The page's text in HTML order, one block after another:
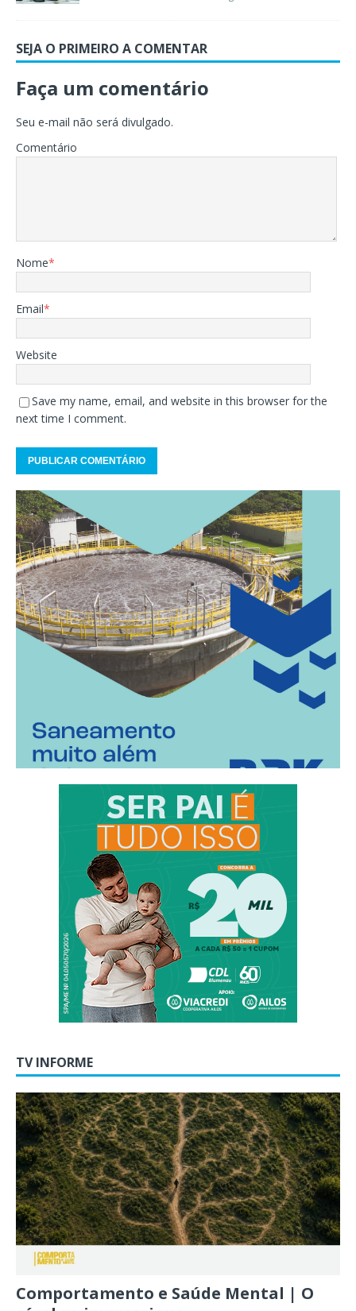
SEJA O PRIMEIRO A COMENTAR
Faça um comentário
Seu e-mail não será divulgado.
Comentário
Nome*
Email*
Website
Save my name, email, and website in this browser for the
next time I comment.
TV INFORME
Comportamento e Saúde Mental | O